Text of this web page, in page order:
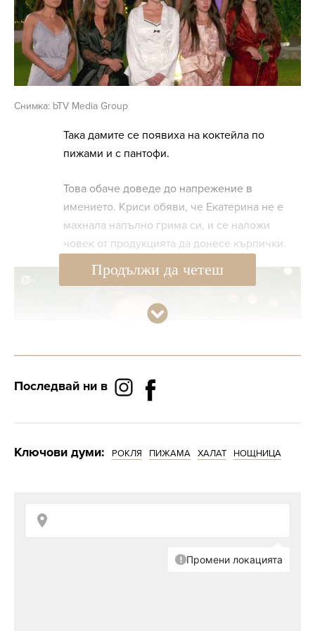
Снимка: bTV Media Group
Така дамите се появиха на коктейла по
пижами и с пантофи.
Това обаче доведе до напрежение в
имението. Криси обяви, че Екатерина не е
махнала напълно грима си, и се наложи
човек от продукцията да донесе кърпички.
Снимка: стопкадри \"Ергенът\"
по-защитена", обясни Маги.
Продължи да четеш
Последвай ни в
Ключови думи: РОКЛЯ ПИЖАМА ХАЛАТ НОЩНИЦА